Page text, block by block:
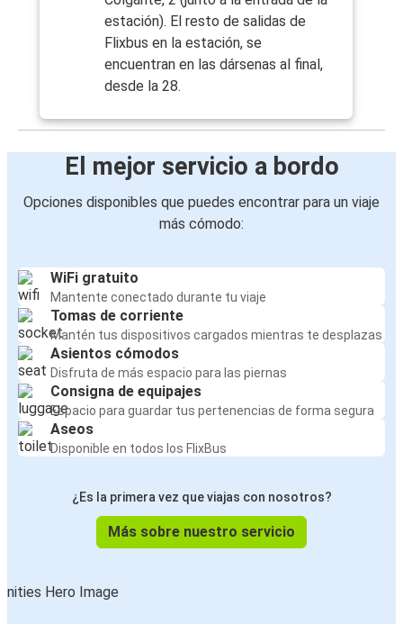
estación). El resto de salidas de
Flixbus en la estación, se
encuentran en las dársenas al final,
desde la 28.
El mejor servicio a bordo
Opciones disponibles que puedes encontrar para un viaje
más cómodo:
WiFi gratuito
Mantente conectado durante tu viaje
Tomas de corriente
Mantén tus dispositivos cargados mientras te desplazas
Asientos cómodos
Disfruta de más espacio para las piernas
Consigna de equipajes
Espacio para guardar tus pertenencias de forma segura
Aseos
Disponible en todos los FlixBus
¿Es la primera vez que viajas con nosotros?
Más sobre nuestro servicio